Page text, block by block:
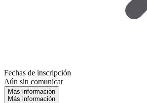
Fechas de inscripción
Aún sin comunicar
Más información
Más información